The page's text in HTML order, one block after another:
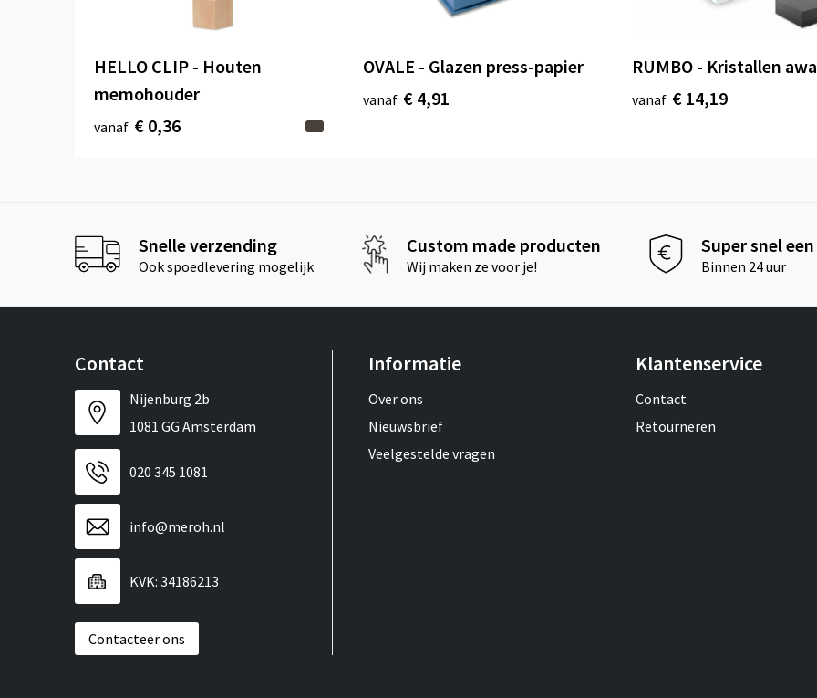
HELLO CLIP - Houten
memohouder
vanaf € 0,36
OVALE - Glazen press-papier
vanaf € 4,91
RUMBO - Kristallen
vanaf € 14,19
Snelle verzending
Ook spoedlevering mogelijk
Custom made producten
Wij maken ze voor je!
Super snel
Binnen 24 uur
Contact
Nijenburg 2b
1081 GG Amsterdam
020 345 1081
info@meroh.nl
KVK: 34186213
Contacteer ons
Informatie
Over ons
Nieuwsbrief
Veelgestelde vragen
Klantenservice
Contact
Retourneren